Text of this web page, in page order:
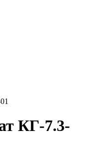
КГ-7.3-